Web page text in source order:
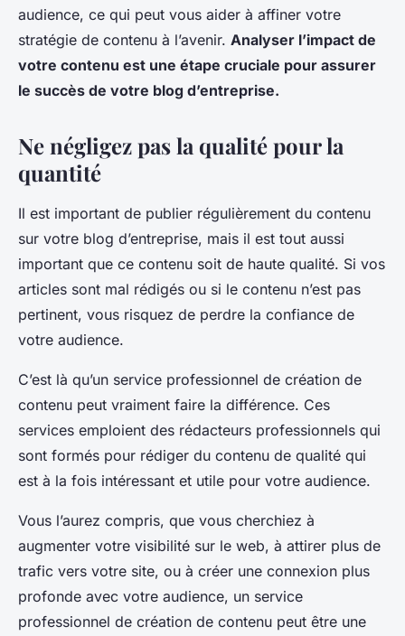
audience, ce qui peut vous aider à affiner votre
stratégie de contenu à l’avenir. Analyser l’impact de
votre contenu est une étape cruciale pour assurer
le succès de votre blog d’entreprise.
Ne négligez pas la qualité pour la
quantité
Il est important de publier régulièrement du contenu
sur votre blog d’entreprise, mais il est tout aussi
important que ce contenu soit de haute qualité. Si vos
articles sont mal rédigés ou si le contenu n’est pas
pertinent, vous risquez de perdre la confiance de
votre audience.
C’est là qu’un service professionnel de création de
contenu peut vraiment faire la différence. Ces
services emploient des rédacteurs professionnels qui
sont formés pour rédiger du contenu de qualité qui
est à la fois intéressant et utile pour votre audience.
Vous l’aurez compris, que vous cherchiez à
augmenter votre visibilité sur le web, à attirer plus de
trafic vers votre site, ou à créer une connexion plus
profonde avec votre audience, un service
professionnel de création de contenu peut être une